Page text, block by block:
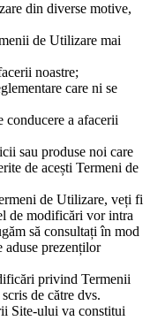
din diverse motive,
de Utilizare mai
noastre;
care ni se
a afacerii
sau produse noi care
de acești Termeni de
de Utilizare, veți fi
de modificări vor intra
să consultați în mod
prezenților
privind Termenii
de către dvs.
Site-ului va constitui